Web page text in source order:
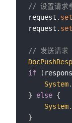
// 设置请求
request .
request .
// 发送请求
if
(
System.
}
else {
System.
}